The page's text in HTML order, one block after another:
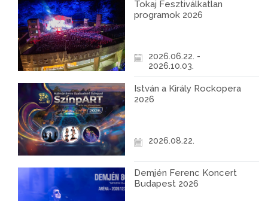
Tokaj Fesztiválkatlan
programok 2026
2026.06.22. -
2026.10.03.
István a Király Rockopera
2026
2026.08.22.
Demjén Ferenc Koncert
Budapest 2026